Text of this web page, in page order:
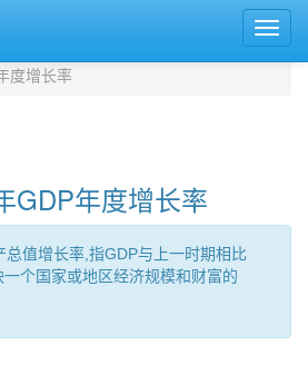
度增长率
GDP年度增长率
值增长率,指GDP与上一时期相比
个国家或地区经济规模和财富的